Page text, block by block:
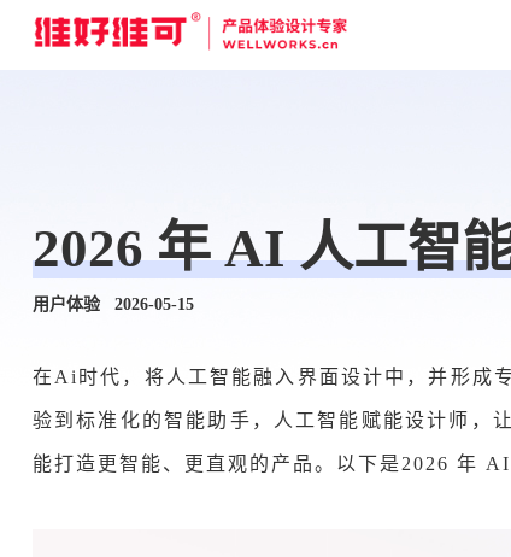
2026 年 AI 人工智
用户体验 2026-05-15
在Ai时代，将人工智能融入界面设计中，并形成
验到标准化的智能助手，人工智能赋能设计师，
能打造更智能、更直观的产品。以下是2026 年